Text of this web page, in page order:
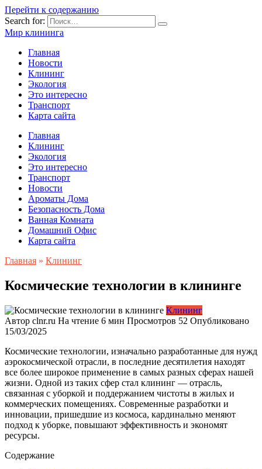
Перейти к содержанию
Search for:
Мир клининга
Главная
Новости
Клининг
Экология
Это интересно
Транспорт
Карта сайта
Главная
Клининг
Экология
Это интересно
Транспорт
Новости
Ароматы Дома
Безопасность Дома
Ванная Комната
Домашний Офис
Карта сайта
Главная » Клининг
Космические технологии в клининге
Клининг
Автор clnr.ru На чтение 6 мин Просмотров 52 Опубликовано
15/03/2025
Космические технологии, изначально разработанные для нужд
аэрокосмической отрасли, в последние десятилетия находят
все более широкое применение в самых разных сферах нашей
жизни. Одной из таких сфер стал клининг — отрасль,
связанная с уборкой и поддержанием чистоты в жилых и
коммерческих помещениях. Современные разработки и
инновации, пришедшие из космоса, кардинально меняют
подход к уборке, повышают эффективность и экономят
ресурсы.
Содержание